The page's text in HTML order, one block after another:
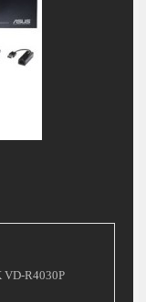
VD-R4030P